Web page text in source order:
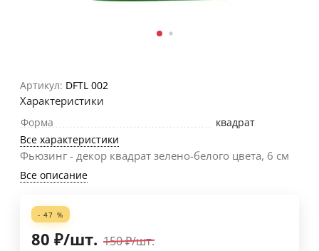
Артикул: DFTL 002
Характеристики
Форма
квадрат
Все характеристики
Фьюзинг - декор квадрат зелено-белого цвета, 6 см
Все описание
- 47 %
80 ₽/шт. 150₽/шт.